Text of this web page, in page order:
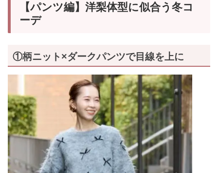
【パンツ編】洋梨体型に似合う冬コ
ーデ
①柄ニット×ダークパンツで目線を上に